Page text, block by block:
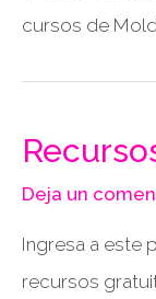
cursos de
Deja un
Ingresa a este
recursos